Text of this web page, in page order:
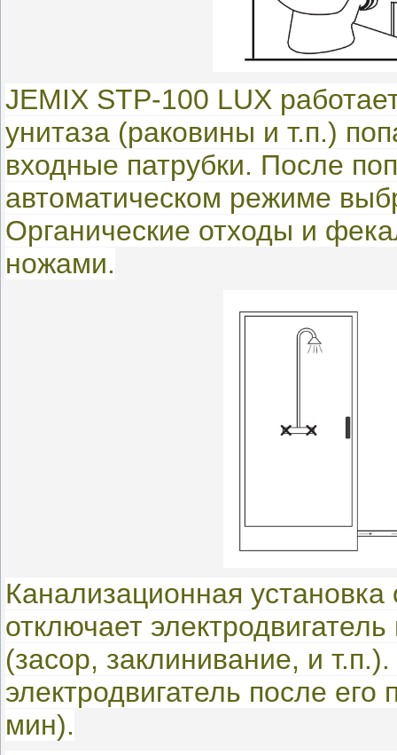
JEMIX STP-100 LUX
унитаза (раковины и т.п.)
входные патрубки. После
автоматическом режиме
Органические отходы и
ножами.
Канализационная
отключает
(засор, заклинивание, и
электродвигатель после
мин).